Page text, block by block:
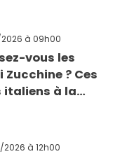
à 09h00
vous les
Zucchine ? Ces
italiens à la
2026 à 12h00